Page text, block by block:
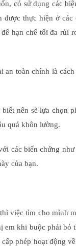
có sử dụng các
được thực hiện ở
hạn chế tối đa rủi
an toàn chính là
nên sẽ lựa chọn
quả khôn lường.
các biến chứng
của bạn.
việc tìm cho mình
khi buộc phải bỏ
phép hoạt động